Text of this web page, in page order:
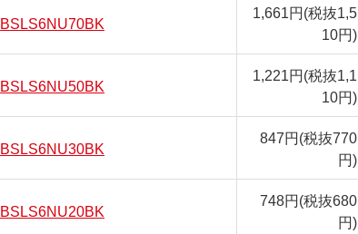
BSLS6NU70BK 1,661円(税抜1,5
10円)
BSLS6NU50BK 1,221円(税抜1,1
10円)
BSLS6NU30BK 847円(税抜770
円)
BSLS6NU20BK 748円(税抜680
円)